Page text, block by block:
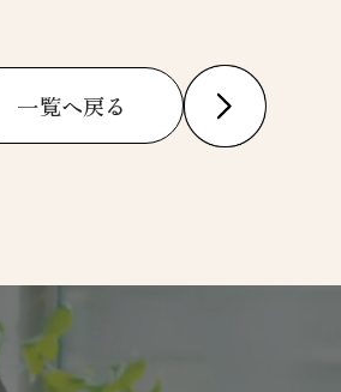
一覧へ戻る